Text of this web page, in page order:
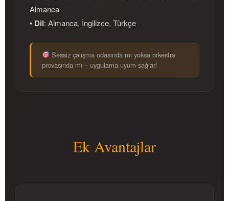
Almanca
• Dil: Almanca, İngilizce, Türkçe
Sessiz çalışma odasında mı yoksa orkestra
provasında mı – uygulama uyum sağlar!
Ek Avantajlar